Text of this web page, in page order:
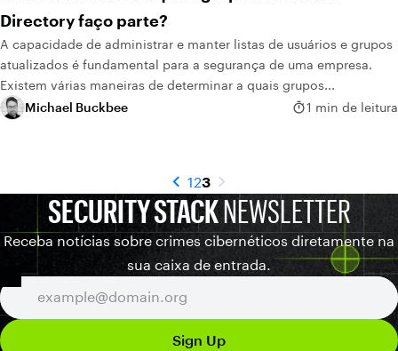
Directory faço parte?
A capacidade de administrar e manter listas de usuários e grupos
atualizados é fundamental para a segurança de uma empresa.
Existem várias maneiras de determinar a quais grupos...
Michael Buckbee
1 min de leitura
123
SECURITY STACKNEWSLETTER
Receba notícias sobre crimes cibernéticos diretamente na
sua caixa de entrada.